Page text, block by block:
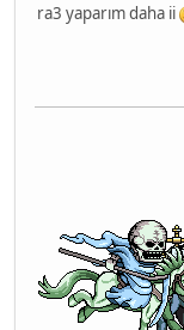
ra3 yaparım daha ii